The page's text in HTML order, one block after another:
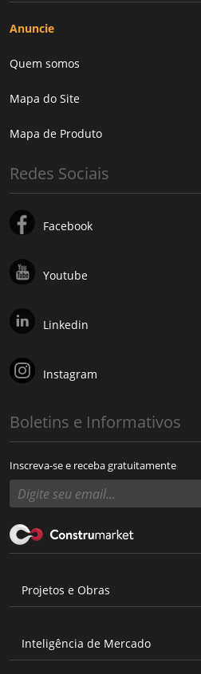
Anuncie
Quem somos
Mapa do Site
Mapa de Produto
Redes Sociais
Facebook
Youtube
Linkedin
Instagram
Boletins e Informativos
Inscreva-se e receba gratuitamente
Projetos e Obras
Inteligência de Mercado